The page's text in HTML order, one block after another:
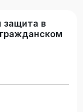
защита в